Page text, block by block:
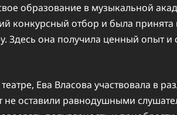
образование в музыкальной
отбор и была принята
Здесь она получила ценный опыт и
Ева Власова участвовала в
не оставили равнодушными